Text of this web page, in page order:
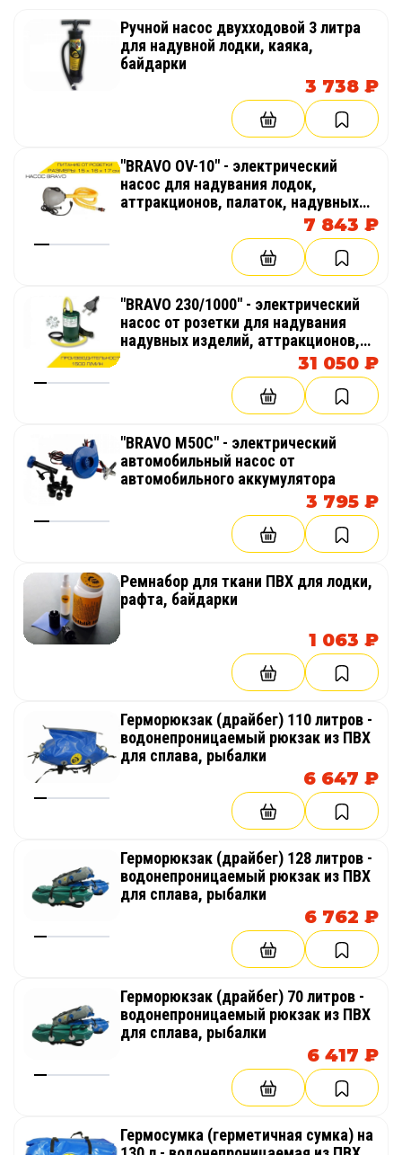
Ручной насос двухходовой 3 литра
для надувной лодки, каяка,
байдарки
3 738 ₽
"BRAVO OV-10" - электрический
насос для надувания лодок,
аттракционов, палаток, надувных
7 843 ₽
"BRAVO 230/1000" - электрический
насос от розетки для надувания
надувных изделий, аттракционов,
31 050 ₽
"BRAVO M50C" - электрический
автомобильный насос от
автомобильного аккумулятора
3 795 ₽
Ремнабор для ткани ПВХ для лодки,
рафта, байдарки
1 063 ₽
Герморюкзак (драйбег) 110 литров -
водонепроницаемый рюкзак из ПВХ
для сплава, рыбалки
6 647 ₽
Герморюкзак (драйбег) 128 литров -
водонепроницаемый рюкзак из ПВХ
для сплава, рыбалки
6 762 ₽
Герморюкзак (драйбег) 70 литров -
водонепроницаемый рюкзак из ПВХ
для сплава, рыбалки
6 417 ₽
Гермосумка (герметичная сумка) на